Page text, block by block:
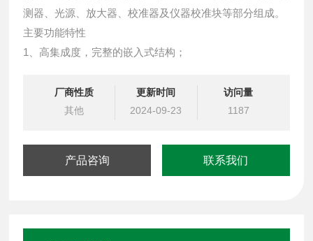
测器、光源、放大器、校准器及仪器校准块等部分组成。
主要功能特性
1、高集成度，完整的嵌入式结构；
厂商性质
其他
更新时间
2024-09-23
访问量
1187
产品咨询 联系我们